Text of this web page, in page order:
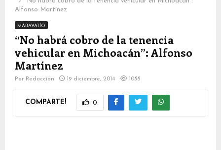
Alfonso Martínez
MARAVATÍO
“No habrá cobro de la tenencia
vehicular en Michoacán”: Alfonso
Martínez
Por Redacción 19 diciembre, 2014 1088
COMPARTE! 0